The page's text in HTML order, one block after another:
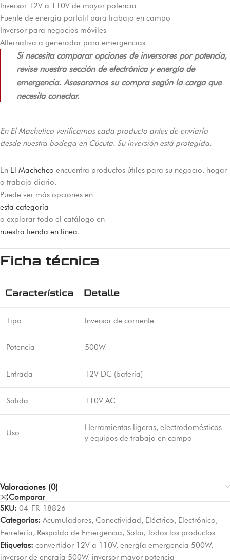
Inversor 12V a 110V de mayor potencia
Fuente de energía portátil para trabajo en campo
Inversor para negocios móviles
Alternativa a generador para emergencias
Si necesita comparar opciones de inversores por potencia,
revise nuestra sección de electrónica y energía de
emergencia. Asesoramos su compra según la carga que
necesita conectar.
En El Machetico verificamos cada producto antes de enviarlo
desde nuestra bodega en Cúcuta. Su inversión está protegida.
En El Machetico encuentra productos útiles para su negocio, hogar
o trabajo diario.
Puede ver más opciones en
esta categoría
o explorar todo el catálogo en
nuestra tienda en línea.
Ficha técnica
Característica Detalle
Tipo Inversor de corriente
Potencia 500W
Entrada 12V DC (batería)
Salida 110V AC
Uso
Herramientas ligeras, electrodomésticos
y equipos de trabajo en campo
Valoraciones (0)
Comparar
SKU: 04-FR-18826
Categorías: Acumuladores, Conectividad, Eléctrico, Electrónico,
Ferretería, Respaldo de Emergencia, Solar, Todos los productos
Etiquetas: convertidor 12V a 110V, energía emergencia 500W,
inversor de energía 500W, inversor mayor potencia